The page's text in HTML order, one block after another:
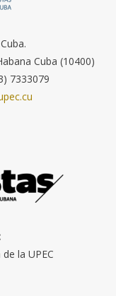
Cuba (10400)
7333079
la UPEC